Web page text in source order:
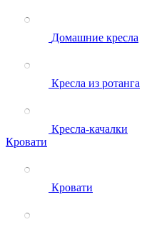
Домашние кресла
Кресла из ротанга
Кресла-качалки
Кровати
Кровати